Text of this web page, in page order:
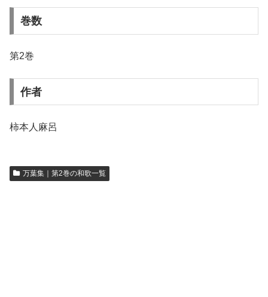
巻数
第2巻
作者
柿本人麻呂
万葉集｜第2巻の和歌一覧